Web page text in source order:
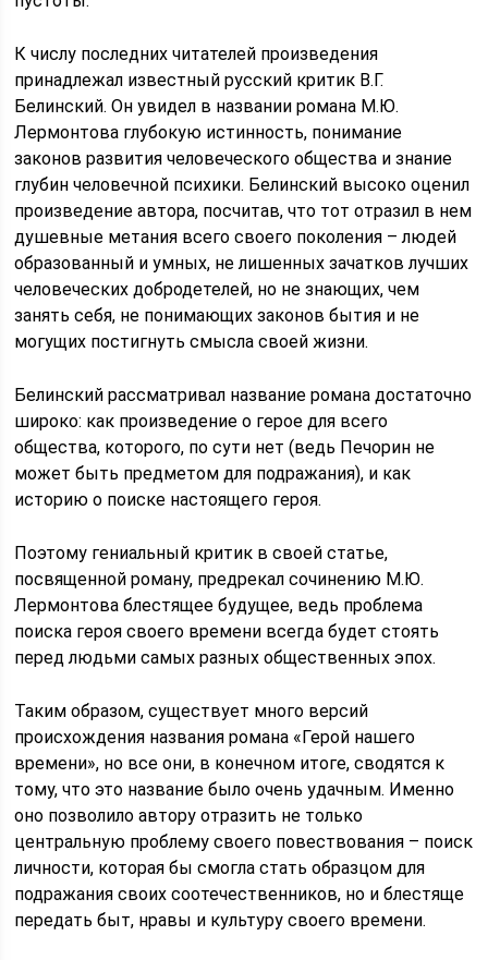
К числу последних читателей произведения
принадлежал известный русский критик В.Г.
Белинский. Он увидел в названии романа М.Ю.
Лермонтова глубокую истинность, понимание
законов развития человеческого общества и знание
глубин человечной психики. Белинский высоко оценил
произведение автора, посчитав, что тот отразил в нем
душевные метания всего своего поколения – людей
образованный и умных, не лишенных зачатков лучших
человеческих добродетелей, но не знающих, чем
занять себя, не понимающих законов бытия и не
могущих постигнуть смысла своей жизни.
Белинский рассматривал название романа достаточно
широко: как произведение о герое для всего
общества, которого, по сути нет (ведь Печорин не
может быть предметом для подражания), и как
историю о поиске настоящего героя.
Поэтому гениальный критик в своей статье,
посвященной роману, предрекал сочинению М.Ю.
Лермонтова блестящее будущее, ведь проблема
поиска героя своего времени всегда будет стоять
перед людьми самых разных общественных эпох.
Таким образом, существует много версий
происхождения названия романа «Герой нашего
времени», но все они, в конечном итоге, сводятся к
тому, что это название было очень удачным. Именно
оно позволило автору отразить не только
центральную проблему своего повествования – поиск
личности, которая бы смогла стать образцом для
подражания своих соотечественников, но и блестяще
передать быт, нравы и культуру своего времени.